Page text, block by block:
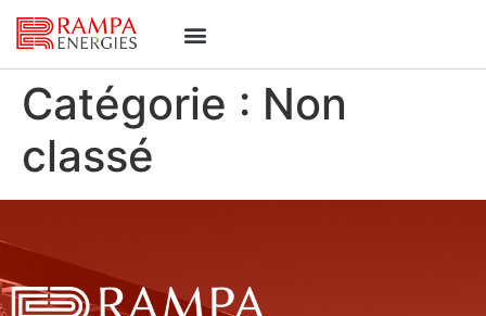
Catégorie : Non
classé